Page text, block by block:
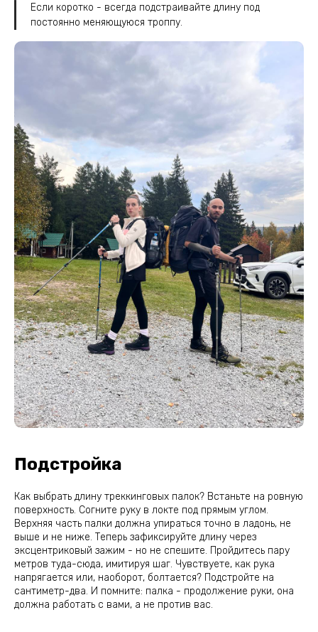
Если коротко - всегда подстраивайте длину под
постоянно меняющуюся троппу.
Подстройка
Как выбрать длину треккинговых палок? Встаньте на ровную
поверхность. Согните руку в локте под прямым углом.
Верхняя часть палки должна упираться точно в ладонь, не
выше и не ниже. Теперь зафиксируйте длину через
эксцентриковый зажим - но не спешите. Пройдитесь пару
метров туда-сюда, имитируя шаг. Чувствуете, как рука
напрягается или, наоборот, болтается? Подстройте на
сантиметр-два. И помните: палка - продолжение руки, она
должна работать с вами, а не против вас.